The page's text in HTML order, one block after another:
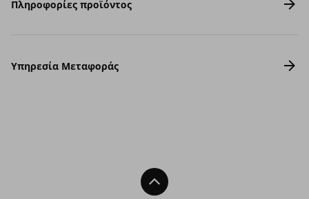
Πληροφορίες προϊόντος
Υπηρεσία Μεταφοράς
Back To Top